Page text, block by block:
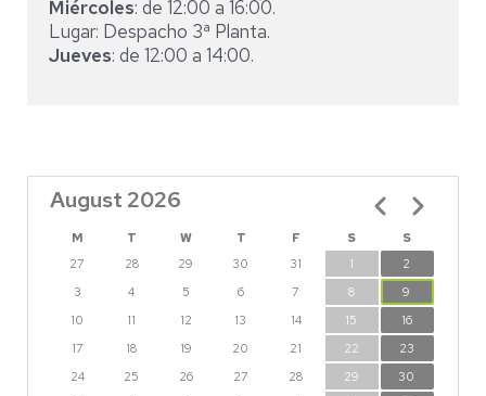
Miércoles: de 12:00 a 16:00.
Lugar: Despacho 3ª Planta.
Jueves: de 12:00 a 14:00.
August 2026
M T W T F S
S
27
28 29 30 31 1
2
3
4 5 6 7 8
9
10
11 12 13 14 15
16
17
18 19 20 21 22
23
24
25 26 27 28 29
30
Pagination